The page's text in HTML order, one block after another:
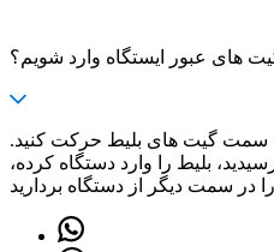
های عبور ایستگاه وارد شویم؟
سمت گیت های بلیط حرکت کنید.
بلیط را وارد دستگاه کرده،